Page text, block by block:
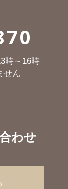
時～16時
せん
わせ